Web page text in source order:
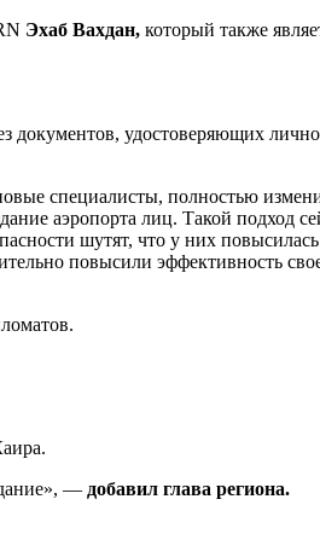
Эхаб Вахдан, который также
документов, удостоверяющих
специалисты, полностью
аэропорта лиц. Такой подход
шутят, что у них повысилась
повысили эффективность
— добавил глава региона.